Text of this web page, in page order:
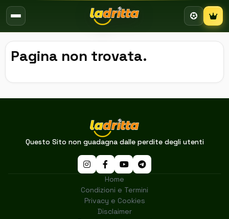
Pagina non trovata.
Questo Sito non guadagna dalle perdite degli utenti
Home
Condizioni e Termini
Privacy e Cookies
Disclaimer